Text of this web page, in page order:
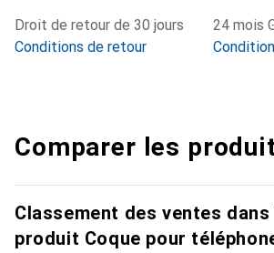
Droit de retour de 30 jours
Conditions de retour
24 mois
Comparer les
Classement des ventes dans
produit Coque pour